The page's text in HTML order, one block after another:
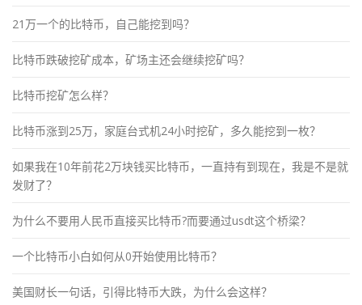
21万一个的比特币，自己能挖到吗？
比特币跌破挖矿成本，矿场主还会继续挖矿吗？
比特币挖矿怎么样？
比特币涨到25万，家庭台式机24小时挖矿，多久能挖到一枚？
如果我在10年前花2万块钱买比特币，一直持有到现在，我是不是就
发财了？
为什么不要用人民币直接买比特币?而要通过usdt这个桥梁？
一个比特币小白如何从0开始使用比特币？
美国财长一句话，引得比特币大跌，为什么会这样？